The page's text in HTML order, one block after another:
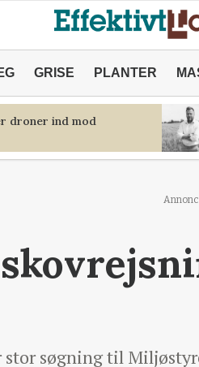
GRISE PLANTER
droner ind mod
søgning til